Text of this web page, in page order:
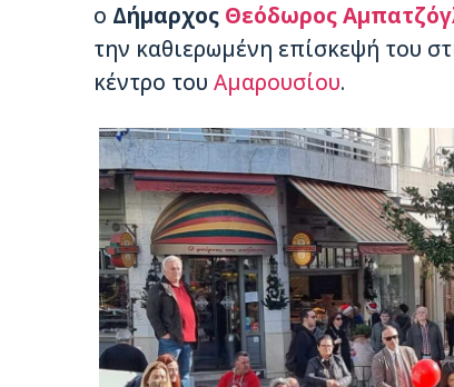
ο Δήμαρχος Θεόδωρος
την καθιερωμένη επίσκεψή του
κέντρο του Αμαρουσίου.